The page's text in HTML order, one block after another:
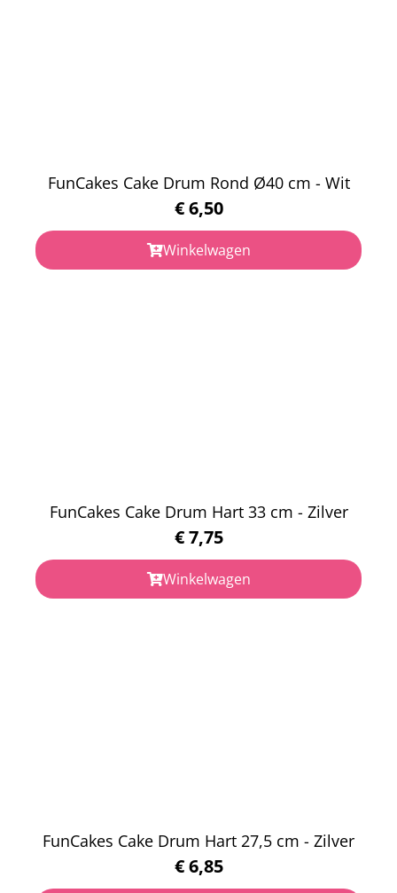
FunCakes Cake Drum Rond Ø40 cm - Wit
€6,50
Winkelwagen
FunCakes Cake Drum Hart 33 cm - Zilver
€7,75
Winkelwagen
FunCakes Cake Drum Hart 27,5 cm - Zilver
€6,85